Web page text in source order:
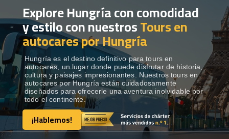
ALQUILER DE AUTOCARES Show dropdown
DESTINOS
RECORRIDAS Show dropdown
FLOTA
Explore Hungría con comodidad
y estilo con nuestrosTours en
autocares por Hungría
Hungría es el destino definitivo para tours en
autocares, un lugar donde puede disfrutar de historia,
cultura y paisajes impresionantes. Nuestros tours en
autocares por Hungría están cuidadosamente
diseñados para ofrecerle una aventura inolvidable por
todo el continente.
¡Hablemos!
¡Hablemos!